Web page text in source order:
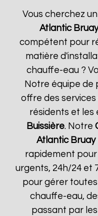
Vous cherchez un
Atlantic
compétent pour
matière
chauffe-eau ?
Notre équipe de
offre des
résidents et les
Buissière. Notre
Atlantic Bruay
rapidement
urgents, 24h/24 et
pour gérer
chauffe-eau,
passant par